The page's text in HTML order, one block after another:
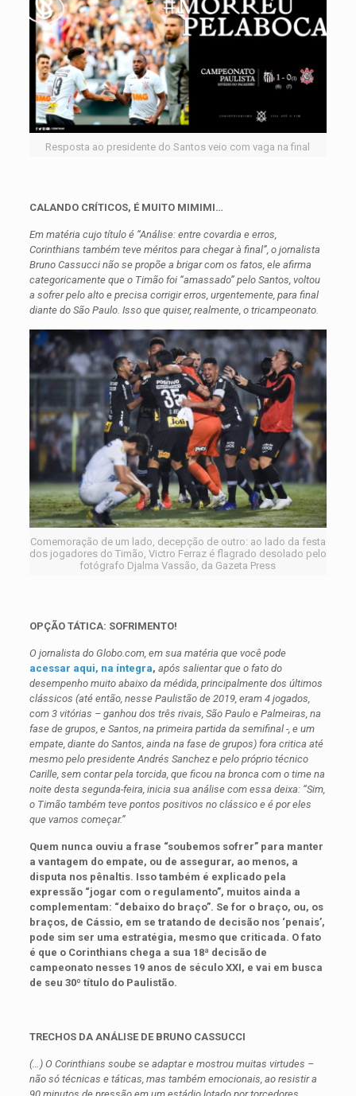
Resposta ao presidente do Santos veio com vaga na final
CALANDO CRÍTICOS, É MUITO MIMIMI…
Em matéria cujo título é “Análise: entre covardia e erros,
Corinthians também teve méritos para chegar à final”, o jornalista
Bruno Cassucci não se propõe a brigar com os fatos, ele afirma
categoricamente que o Timão foi “amassado” pelo Santos, voltou
a sofrer pelo alto e precisa corrigir erros, urgentemente, para final
diante do São Paulo. Isso que quiser, realmente, o tricampeonato.
Comemoração de um lado, decepção de outro: ao lado da festa
dos jogadores do Timão, Victro Ferraz é flagrado desolado pelo
fotógrafo Djalma Vassão, da Gazeta Press
OPÇÃO TÁTICA: SOFRIMENTO!
O jornalista do Globo.com, em sua matéria que você pode
acessar aqui, na íntegra, após salientar que o fato do
desempenho muito abaixo da médida, principalmente dos últimos
clássicos (até então, nesse Paulistão de 2019, eram 4 jogados,
com 3 vitórias – ganhou dos três rivais, São Paulo e Palmeiras, na
fase de grupos, e Santos, na primeira partida da semifinal -, e um
empate, diante do Santos, ainda na fase de grupos) fora critica até
mesmo pelo presidente Andrés Sanchez e pelo próprio técnico
Carille, sem contar pela torcida, que ficou na bronca com o time na
noite desta segunda-feira, inicia sua análise com essa deixa: “Sim,
o Timão também teve pontos positivos no clássico e é por eles
que vamos começar.”
Quem nunca ouviu a frase “soubemos sofrer” para manter
a vantagem do empate, ou de assegurar, ao menos, a
disputa nos pênaltis. Isso também é explicado pela
expressão “jogar com o regulamento”, muitos ainda a
complementam: “debaixo do braço”. Se for o braço, ou, os
braços, de Cássio, em se tratando de decisão nos ‘penais’,
pode sim ser uma estratégia, mesmo que criticada. O fato
é que o Corinthians chega a sua 18ª decisão de
campeonato nesses 19 anos de século XXI, e vai em busca
de seu 30º título do Paulistão.
TRECHOS DA ANÁLISE DE BRUNO CASSUCCI
(…) O Corinthians soube se adaptar e mostrou muitas virtudes –
não só técnicas e táticas, mas também emocionais, ao resistir a